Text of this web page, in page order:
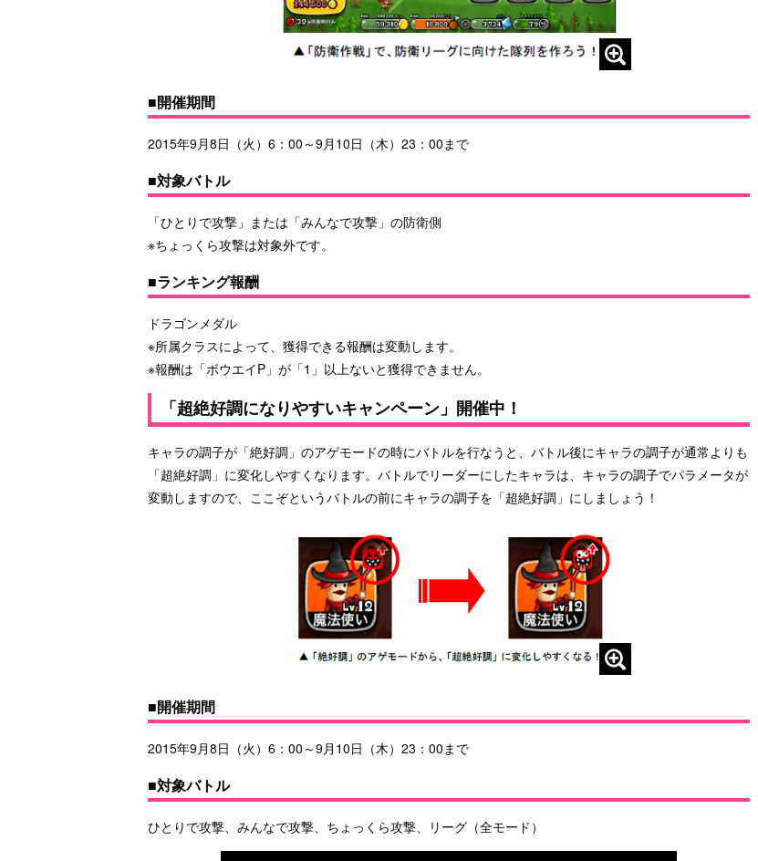
■開催期間
2015年9月8日（火）6：00～9月10日（木）23：00まで
■対象バトル
「ひとりで攻撃」または「みんなで攻撃」の防衛側
※ちょっくら攻撃は対象外です。
■ランキング報酬
ドラゴンメダル
※所属クラスによって、獲得できる報酬は変動します。
※報酬は「ボウエイP」が「1」以上ないと獲得できません。
「超絶好調になりやすいキャンペーン」開催中！
キャラの調子が「絶好調」のアゲモードの時にバトルを行なうと、バトル後にキャラの調子が通常よりも
「超絶好調」に変化しやすくなります。バトルでリーダーにしたキャラは、キャラの調子でパラメータが
変動しますので、ここぞというバトルの前にキャラの調子を「超絶好調」にしましょう！
■開催期間
2015年9月8日（火）6：00～9月10日（木）23：00まで
■対象バトル
ひとりで攻撃、みんなで攻撃、ちょっくら攻撃、リーグ（全モード）